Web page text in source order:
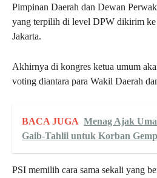
Pimpinan Daerah dan Dewan
yang terpilih di level DPW dikirim
Jakarta.
Akhirnya di kongres ketua umum
voting diantara para Wakil Daerah
BACA JUGA Menag Ajak
Gaib-Tahlil untuk Korban
PSI memilih cara sama sekali yang